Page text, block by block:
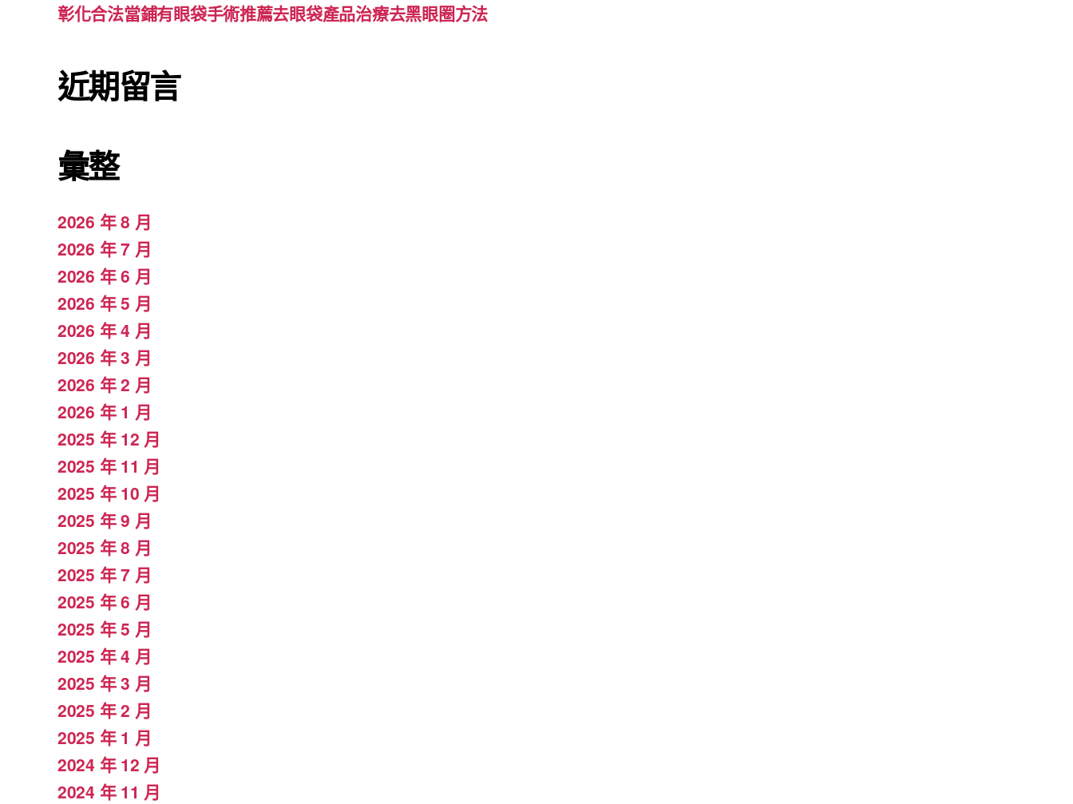
彰化合法當鋪有眼袋手術推薦去眼袋產品治療去黑眼圈方法
近期留言
彙整
2026 年 8 月
2026 年 7 月
2026 年 6 月
2026 年 5 月
2026 年 4 月
2026 年 3 月
2026 年 2 月
2026 年 1 月
2025 年 12 月
2025 年 11 月
2025 年 10 月
2025 年 9 月
2025 年 8 月
2025 年 7 月
2025 年 6 月
2025 年 5 月
2025 年 4 月
2025 年 3 月
2025 年 2 月
2025 年 1 月
2024 年 12 月
2024 年 11 月